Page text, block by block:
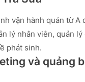
vận hành quán từ A
lý nhân viên, quản lý
phát sinh.
và quảng